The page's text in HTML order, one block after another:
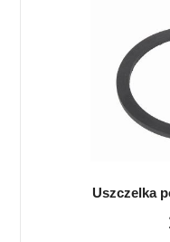
Uszczelka